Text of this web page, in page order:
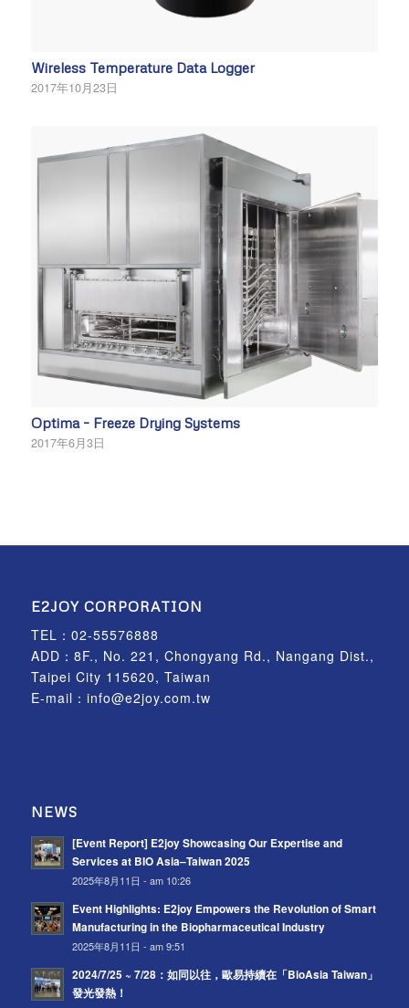
Wireless Temperature Data Logger
2017年10月23日
Optima – Freeze Drying Systems
2017年6月3日
E2JOY CORPORATION
TEL： 02-55576888
ADD：8F., No. 221, Chongyang Rd., Nangang Dist.,
Taipei City 115620, Taiwan
E-mail： info@e2joy.com.tw
NEWS
[Event Report] E2joy Showcasing Our Expertise and
Services at BIO Asia–Taiwan 2025
2025年8月11日 - am 10:26
Event Highlights: E2joy Empowers the Revolution of Smart
Manufacturing in the Biopharmaceutical Industry
2025年8月11日 - am 9:51
2024/7/25 ~ 7/28：如同以往，歐易持續在「BioAsia Taiwan」
發光發熱！